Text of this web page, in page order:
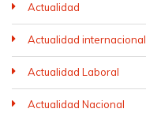
Actualidad
Actualidad internacional
Actualidad Laboral
Actualidad Nacional